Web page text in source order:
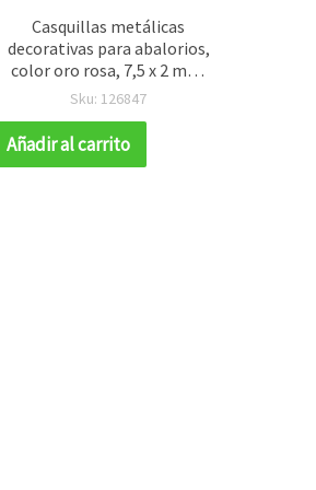
Casquillas metálicas
decorativas para abalorios,
color oro rosa, 7,5 x 2 mm,
agujero 1 mm, pack de 20
Sku: 126847
Añadir al carrito